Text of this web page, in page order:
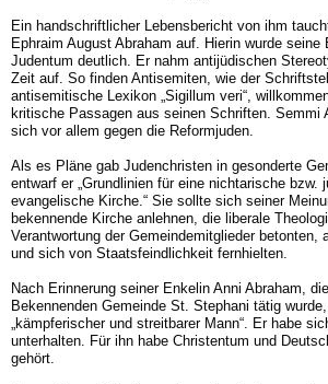
Ein handschriftlicher Lebensbericht von ihm
Ephraim August Abraham auf. Hierin wurde seine
Judentum deutlich. Er nahm antijüdischen
Zeit auf. So finden Antisemiten, wie der
antisemitische Lexikon „Sigillum veri“,
kritische Passagen aus seinen Schriften. Semmi
sich vor allem gegen die Reformjuden.
Als es Pläne gab Judenchristen in gesonderte
entwarf er „Grundlinien für eine nichtarische bzw.
evangelische Kirche.“ Sie sollte sich seiner
bekennende Kirche anlehnen, die liberale
Verantwortung der Gemeindemitglieder betonten,
und sich von Staatsfeindlichkeit fernhielten.
Nach Erinnerung seiner Enkelin Anni Abraham,
Bekennenden Gemeinde St. Stephani tätig
„kämpferischer und streitbarer Mann“. Er habe
unterhalten. Für ihn habe Christentum und
gehört.